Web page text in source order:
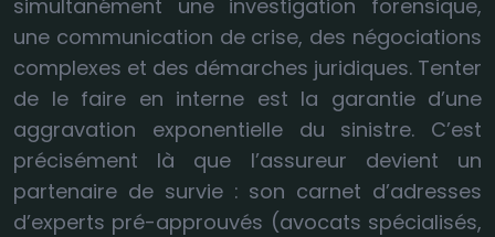
simultanément une investigation forensique,
une communication de crise, des négociations
complexes et des démarches juridiques. Tenter
de le faire en interne est la garantie d’une
aggravation exponentielle du sinistre. C’est
précisément là que l’assureur devient un
partenaire de survie : son carnet d’adresses
d’experts pré-approuvés (avocats spécialisés,